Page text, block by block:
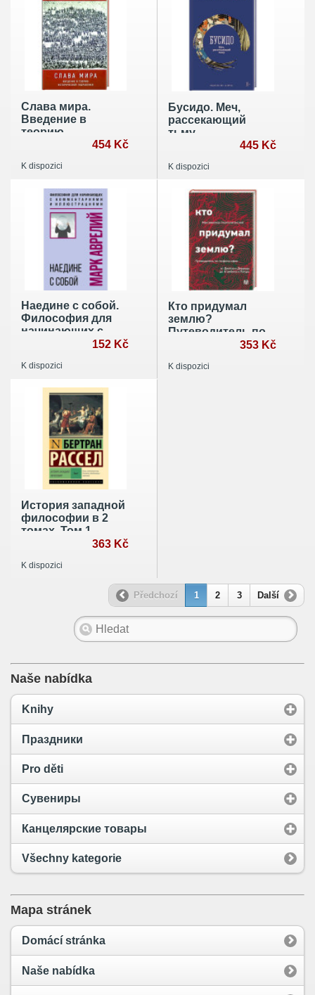
Слава мира.
Введение в
теорию
исторической454 Kč
K dispozici
Бусидо. Меч,
рассекающий
тьму
445 Kč
K dispozici
Наедине с собой.
Философия для
начинающих с
комментариями и
152 Kč
K dispozici
Кто придумал
землю?
Путеводитель по
геофилософии от
до Агамбена и
353 Kč
K dispozici
История западной
философии в 2
томах. Том 1
363 Kč
K dispozici
Předchozí 1 2 3 Další
Naše nabídka
Knihy
Праздники
Pro děti
Сувениры
Канцелярские товары
Všechny kategorie
Mapa stránek
Domácí stránka
Naše nabídka